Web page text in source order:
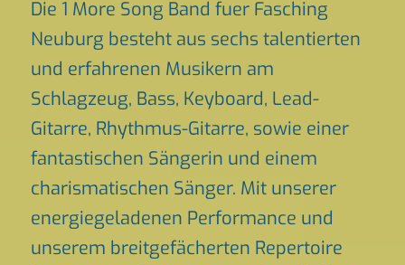
Die 1 More Song Band fuer Fasching
Neuburg besteht aus sechs talentierten
und erfahrenen Musikern am
Schlagzeug, Bass, Keyboard, Lead-
Gitarre, Rhythmus-Gitarre, sowie einer
fantastischen Sängerin und einem
charismatischen Sänger. Mit unserer
energiegeladenen Performance und
unserem breitgefächerten Repertoire